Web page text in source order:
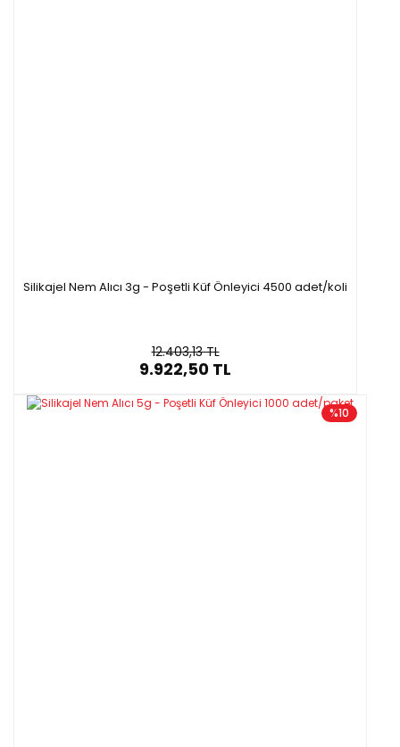
Silikajel Nem Alıcı 3g - Poşetli Küf Önleyici 4500 adet/koli
12.403,13 TL
9.922,50 TL
%10